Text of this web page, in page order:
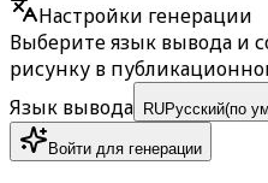
Настройки генерации
Выберите язык вывода и
рисунку в
Язык вывода
RUРусский(по
Войти для генерации